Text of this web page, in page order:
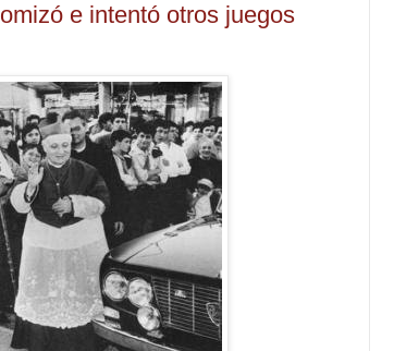
e intentó otros juegos